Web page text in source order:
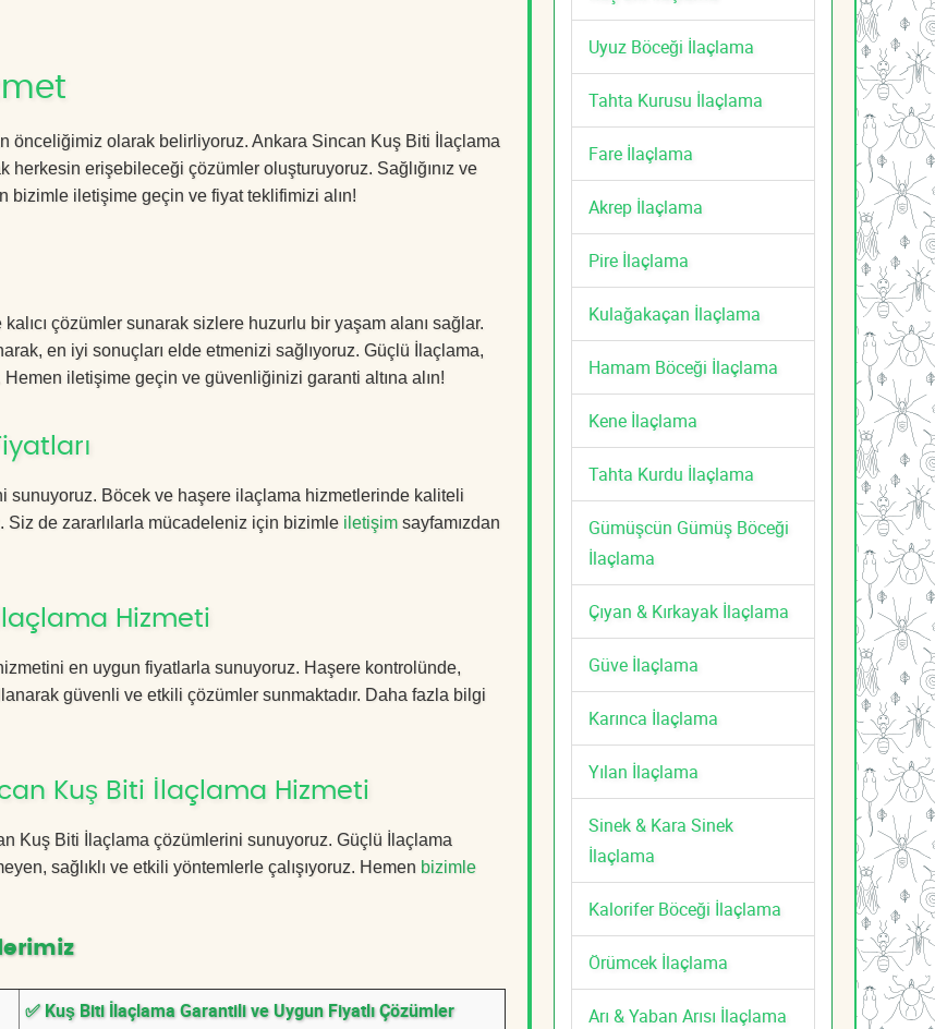
önceliğimiz olarak belirliyoruz. Ankara Sincan Kuş Biti İlaçlama
erişebileceği çözümler oluşturuyoruz. Sağlığınız ve
bizimle iletişime geçin ve fiyat teklifimizi alın!
çözümler sunarak sizlere huzurlu bir yaşam alanı sağlar.
en iyi sonuçları elde etmenizi sağlıyoruz. Güçlü İlaçlama,
iletişime geçin ve güvenliğinizi garanti altına alın!
sunuyoruz. Böcek ve haşere ilaçlama hizmetlerinde kaliteli
Siz de zararlılarla mücadeleniz için bizimle iletişim sayfamızdan
Hizmeti
en uygun fiyatlarla sunuyoruz. Haşere kontrolünde,
güvenli ve etkili çözümler sunmaktadır. Daha fazla bilgi
Kuş Biti İlaçlama Hizmeti
Kuş Biti İlaçlama çözümlerini sunuyoruz. Güçlü İlaçlama
sağlıklı ve etkili yöntemlerle çalışıyoruz. Hemen bizimle
✅ Kuş Biti İlaçlama Garantili ve Uygun Fiyatlı Çözümler
Uyuz Böceği İlaçlama
Tahta Kurusu İlaçlama
Fare İlaçlama
Akrep İlaçlama
Pire İlaçlama
Kulağakaçan İlaçlama
Hamam Böceği İlaçlama
Kene İlaçlama
Tahta Kurdu İlaçlama
Gümüşcün Gümüş Böceği
İlaçlama
Çıyan & Kırkayak İlaçlama
Güve İlaçlama
Karınca İlaçlama
Yılan İlaçlama
Sinek & Kara Sinek
İlaçlama
Kalorifer Böceği İlaçlama
Örümcek İlaçlama
Arı & Yaban Arısı İlaçlama